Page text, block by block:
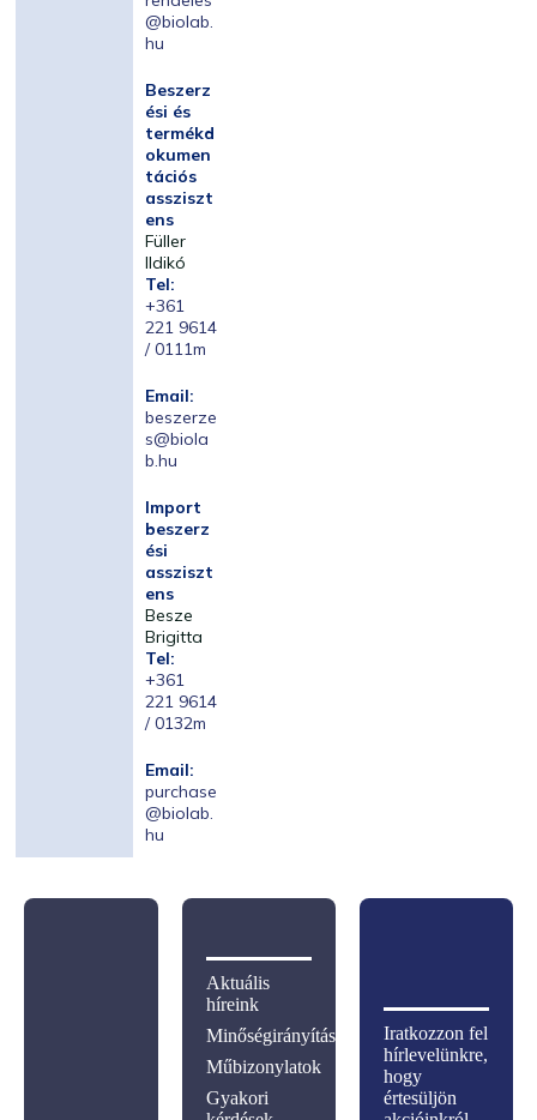
@biolab.
hu
Beszerz
ési és
termékd
okumen
tációs
assziszt
ens
Füller
Ildikó
Tel:
+361
221 9614
/ 0111m
Email:
beszerze
s@biola
b.hu
Import
beszerz
ési
assziszt
ens
Besze
Brigitta
Tel:
+361
221 9614
/ 0132m
Email:
purchase
@biolab.
hu
Iratkozzon fel
hírlevelünkre,
hogy
értesüljön
Aktuális
híreink
Minőségirányítás
Műbizonylatok
Gyakori